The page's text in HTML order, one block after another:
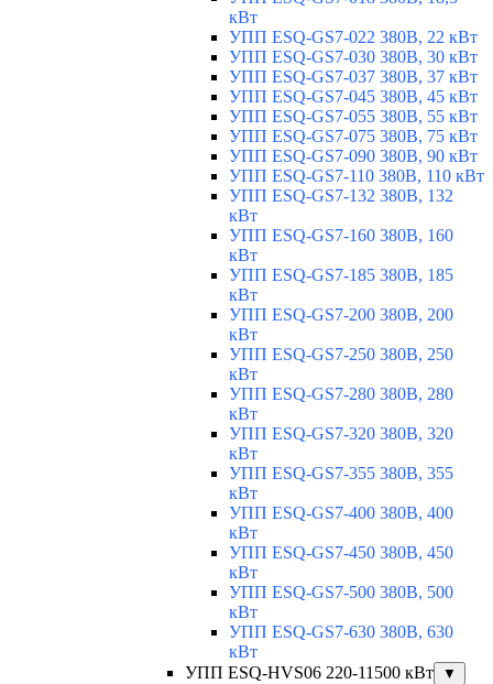
кВт
УПП ESQ-GS7-022 380В, 22 кВт
УПП ESQ-GS7-030 380В, 30 кВт
УПП ESQ-GS7-037 380В, 37 кВт
УПП ESQ-GS7-045 380В, 45 кВт
УПП ESQ-GS7-055 380В, 55 кВт
УПП ESQ-GS7-075 380В, 75 кВт
УПП ESQ-GS7-090 380В, 90 кВт
УПП ESQ-GS7-110 380В, 110 кВт
УПП ESQ-GS7-132 380В, 132
кВт
УПП ESQ-GS7-160 380В, 160
кВт
УПП ESQ-GS7-185 380В, 185
кВт
УПП ESQ-GS7-200 380В, 200
кВт
УПП ESQ-GS7-250 380В, 250
кВт
УПП ESQ-GS7-280 380В, 280
кВт
УПП ESQ-GS7-320 380В, 320
кВт
УПП ESQ-GS7-355 380В, 355
кВт
УПП ESQ-GS7-400 380В, 400
кВт
УПП ESQ-GS7-450 380В, 450
кВт
УПП ESQ-GS7-500 380В, 500
кВт
УПП ESQ-GS7-630 380В, 630
кВт
УПП ESQ-HVS06 220-11500 кВт
▼